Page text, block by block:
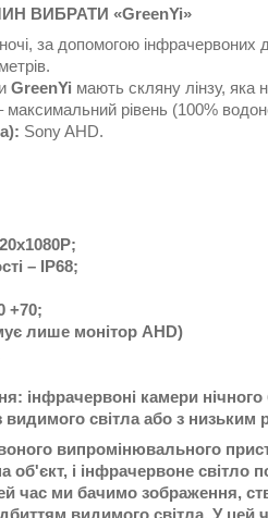
«GreenYi»
за допомогою інфрачервоних
GreenYi мають скляну лінзу, яка
максимальний рівень (100%
Sony AHD.
– IP68;
+70;
лише монітор AHD)
інфрачервоні камери
світла або з низьким
випромінювального
об'єкт, і інфрачервоне
час ми бачимо зображення,
видимого світла. У